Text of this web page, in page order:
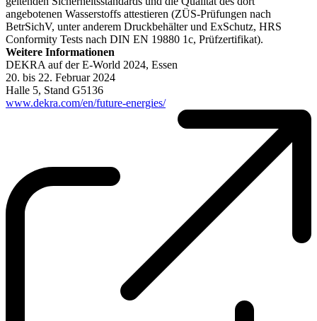
angebotenen Wasserstoffs attestieren (ZÜS-Prüfungen nach
BetrSichV, unter anderem Druckbehälter und ExSchutz, HRS
Conformity Tests nach DIN EN 19880 1c, Prüfzertifikat).
Weitere Informationen
DEKRA auf der E-World 2024, Essen
20. bis 22. Februar 2024
Halle 5, Stand G5136
www.dekra.com/en/future-energies/